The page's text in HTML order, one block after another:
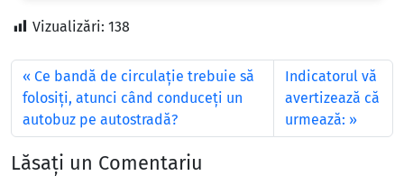
Vizualizări: 138
Ce bandă de circulaţie trebuie să
folosiţi, atunci când conduceţi un
autobuz pe autostradă?
Indicatorul vă
avertizează că
urmează:
Lăsați un Comentariu